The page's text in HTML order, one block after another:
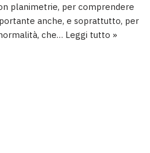
planimetrie, per comprendere
anche, e soprattutto, per
che… Leggi tutto »